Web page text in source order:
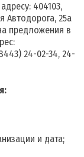
404103,
Автодорога, 25а
предложения в
24-02-34, 24-
и дата;